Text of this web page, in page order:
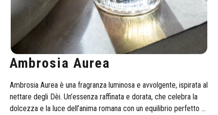
Ambrosia Aurea
Ambrosia Aurea è una fragranza luminosa e avvolgente, ispirata al
nettare degli Dèi. Un’essenza raffinata e dorata, che celebra la
dolcezza e la luce dell’anima romana con un equilibrio perfetto di